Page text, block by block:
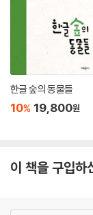
한글 숲의 동물들
10% 19,800원
이 책을 구입하